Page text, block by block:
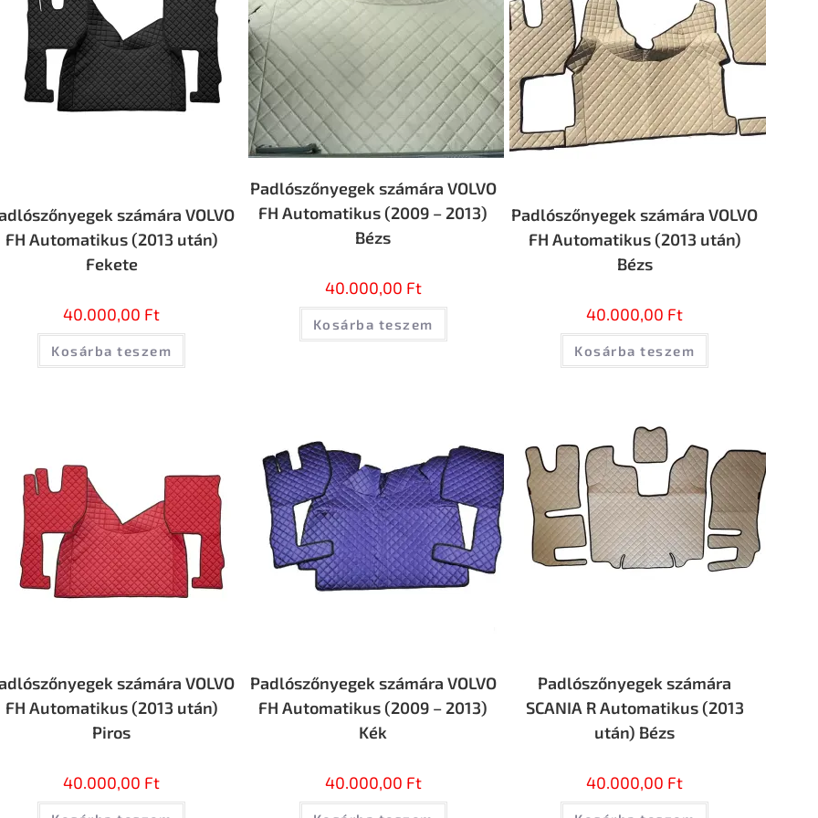
számára VOLVO
FH Automatikus (2013 után)
Fekete
40.000,00 Ft
Kosárba teszem
Padlószőnyegek számára VOLVO
FH Automatikus (2009 – 2013)
Bézs
40.000,00 Ft
Kosárba teszem
Padlószőnyegek számára VOLVO
FH Automatikus (2013 után)
Bézs
40.000,00 Ft
Kosárba teszem
számára VOLVO
FH Automatikus (2013 után)
Piros
40.000,00 Ft
Padlószőnyegek számára VOLVO
FH Automatikus (2009 – 2013)
Kék
40.000,00 Ft
Padlószőnyegek számára
SCANIA R Automatikus (2013
után) Bézs
40.000,00 Ft